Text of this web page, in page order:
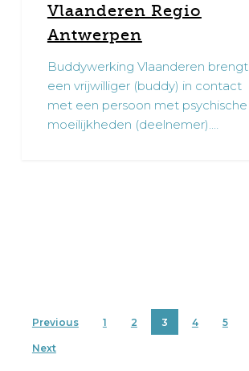
Vlaanderen Regio
Antwerpen
Buddywerking Vlaanderen brengt
een vrijwilliger (buddy) in contact
met een persoon met psychische
moeilijkheden (deelnemer).…
Previous 1 2 3 4 5
Next